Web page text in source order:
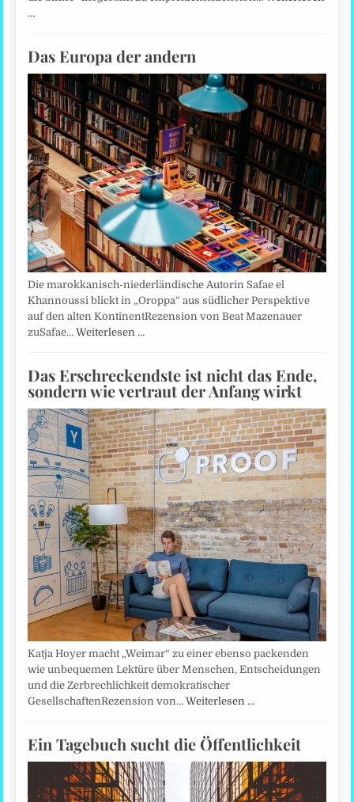
…
Das Europa der andern
Die marokkanisch-niederländische Autorin Safae el
Khannoussi blickt in „Oroppa“ aus südlicher Perspektive
auf den alten KontinentRezension von Beat Mazenauer
zuSafae…Weiterlesen …
Das Erschreckendste ist nicht das Ende,
sondern wie vertraut der Anfang wirkt
Katja Hoyer macht „Weimar“ zu einer ebenso packenden
wie unbequemen Lektüre über Menschen, Entscheidungen
und die Zerbrechlichkeit demokratischer
GesellschaftenRezension von…Weiterlesen …
Ein Tagebuch sucht die Öffentlichkeit